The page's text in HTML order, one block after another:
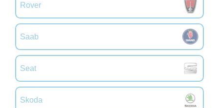
Rover
Saab
Seat
Skoda